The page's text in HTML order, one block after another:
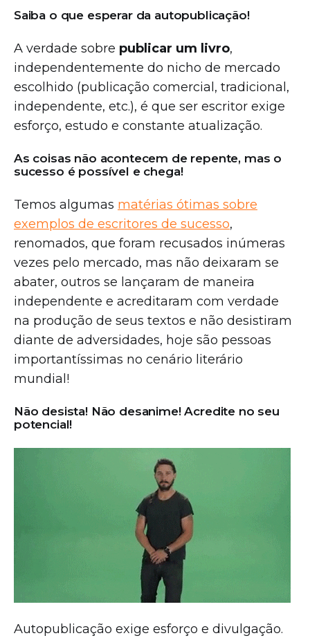
Saiba o que esperar da autopublicação!
A verdade sobre publicar um livro,
independentemente do nicho de mercado
escolhido (publicação comercial, tradicional,
independente, etc.), é que ser escritor exige
esforço, estudo e constante atualização.
As coisas não acontecem de repente, mas o
sucesso é possível e chega!
Temos algumas matérias ótimas sobre
exemplos de escritores de sucesso,
renomados, que foram recusados inúmeras
vezes pelo mercado, mas não deixaram se
abater, outros se lançaram de maneira
independente e acreditaram com verdade
na produção de seus textos e não desistiram
diante de adversidades, hoje são pessoas
importantíssimas no cenário literário
mundial!
Não desista! Não desanime! Acredite no seu
potencial!
Autopublicação exige esforço e divulgação.